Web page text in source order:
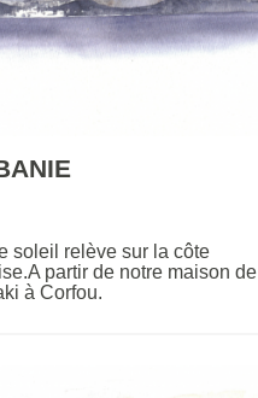
soleil relève sur la côte
partir de notre maison de
à Corfou.